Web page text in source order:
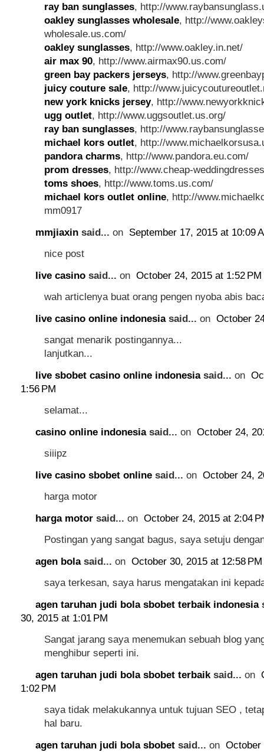
ray ban sunglasses, http://
oakley sunglasses wholesale, http://
wholesale.us.com/
oakley sunglasses, http://www.oakley.in.net/
air max 90, http://www.airmax90.us.com/
green bay packers jerseys, http://
juicy couture sale, http://
new york knicks jersey, http://
ugg outlet, http://www.uggsoutlet.us.org/
ray ban sunglasses, http://
michael kors outlet, http://
pandora charms, http://www.pandora.eu.com/
prom dresses, http://www.cheap-
toms shoes, http://www.toms.us.com/
michael kors outlet online, http://
mm0917
mmjiaxin said... on September 17, 2015 at 10:09
nice post
live casino said... on October 24, 2015 at 1:52 PM
wah articlenya buat orang pengen nyoba abis
live casino online indonesiasaid... on October
sangat menarik postingannya...
lanjutkan...
live sbobet casino online indonesiasaid... on
1:56 PM
selamat...
casino online indonesiasaid... on October 24,
siiipz
live casino sbobet online said... on October 24,
harga motor
harga motor said... on October 24, 2015 at 2:04
Postingan yang sangat bagus, saya setuju
agen bolasaid... on October 30, 2015 at 12:58 PM
saya terkesan, saya harus mengatakan ini
agen taruhan judi bola sbobet terbaik indonesia
30, 2015 at 1:01 PM
Sangat jarang saya menemukan sebuah blog
menghibur seperti ini.
agen taruhan judi bola sbobet terbaik said... on
1:02 PM
saya tidak melakukannya untuk tujuan SEO ,
hal baru.
agen taruhan judi bola sbobet said... on October